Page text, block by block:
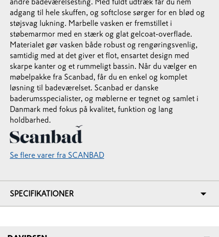
adgang til hele skuffen, og softclose sørger for en blød og
støjsvag lukning. Marbelle vasken er fremstillet i
støbemarmor med en stærk og glat gelcoat-overflade.
Materialet gør vasken både robust og rengøringsvenlig,
samtidig med at det giver et flot, ensartet design med
skarpe kanter og et rummeligt bassin. Når du vælger en
møbelpakke fra Scanbad, får du en enkel og komplet
løsning til badeværelset. Scanbad er danske
baderumsspecialister, og møblerne er tegnet og samlet i
Danmark med fokus på kvalitet, funktion og lang
holdbarhed.
Se flere varer fra SCANBAD
SPECIFIKATIONER